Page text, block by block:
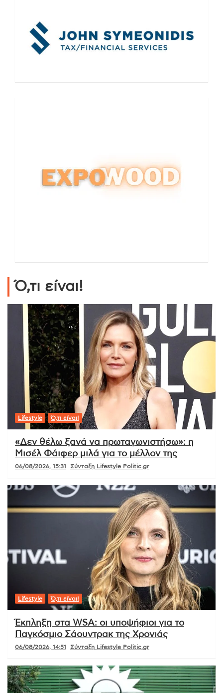
Ό,τι είναι!
Lifestyle Ό,τι είναι!
«Δεν θέλω ξανά να πρωταγωνιστήσω»: η
Μισέλ Φάιφερ μιλά για το μέλλον της
06/08/2026, 15:31 Σύνταξη Lifestyle Politic.gr
Lifestyle Ό,τι είναι!
Έκπληξη στα WSA: οι υποψήφιοι για το
Παγκόσμιο Σάουντρακ της Χρονιάς
06/08/2026, 14:51 Σύνταξη Lifestyle Politic.gr